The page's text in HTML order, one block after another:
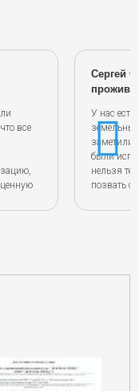
все
Сергей
У нас
заметили
были
нельзя
позвать
хорошее.